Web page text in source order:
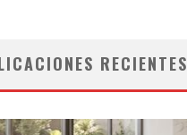
RECIENTES